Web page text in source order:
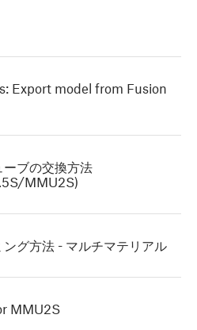
Export model from Fusion
ブの交換方法
MMU2S)
グ方法 - マルチマテリアル
MMU2S